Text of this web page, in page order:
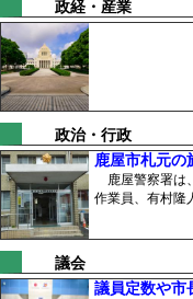
政経・産業
政治・行政
鹿屋市札元
鹿屋警察署は
作業員、有村隆
議会
議員定数や市